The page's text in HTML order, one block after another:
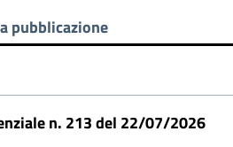
pubblicazione
n. 213 del 22/07/2026